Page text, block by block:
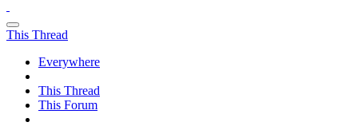
This Thread
Everywhere
This Thread
This Forum